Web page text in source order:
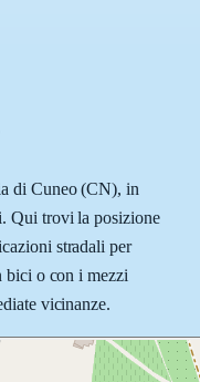
di Cuneo (CN), in
Qui trovi la posizione
stradali per
bici o con i mezzi
vicinanze.